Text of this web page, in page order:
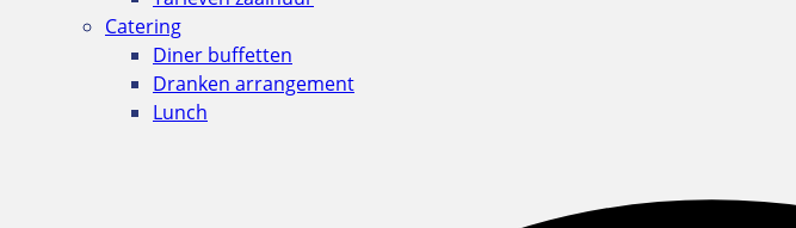
Catering
Diner buffetten
Dranken arrangement
Lunch